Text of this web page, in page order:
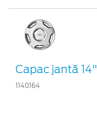
Capac jantă 14"
1140164